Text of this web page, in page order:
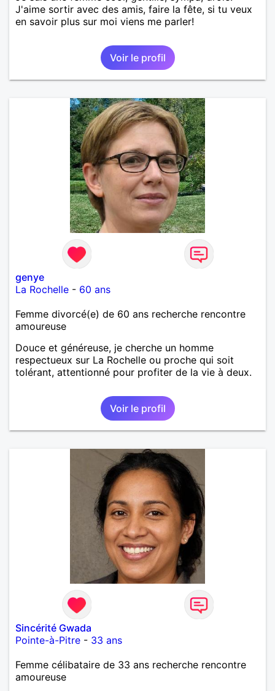
J'aime sortir avec des amis, faire la fête, si tu veux
en savoir plus sur moi viens me parler!
Voir le profil
genye
La Rochelle - 60 ans
Femme divorcé(e) de 60 ans recherche rencontre
amoureuse
Douce et généreuse, je cherche un homme
respectueux sur La Rochelle ou proche qui soit
tolérant, attentionné pour profiter de la vie à deux.
Voir le profil
Sincérité Gwada
Pointe-à-Pitre - 33 ans
Femme célibataire de 33 ans recherche rencontre
amoureuse